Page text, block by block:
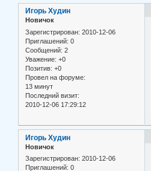
Игорь Худин
Новичок
Зарегистрирован: 2010-12-06
Приглашений: 0
Сообщений: 2
Уважение: +0
Позитив: +0
Провел на форуме:
13 минут
Последний визит:
2010-12-06 17:29:12
Игорь Худин
Новичок
Зарегистрирован: 2010-12-06
Приглашений: 0